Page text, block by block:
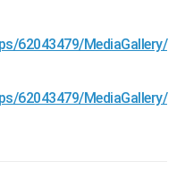
62043479/MediaGallery/
62043479/MediaGallery/